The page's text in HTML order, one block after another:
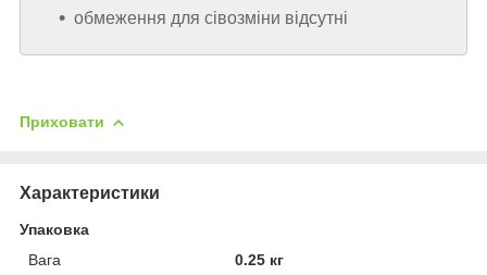
обмеження для сівозміни відсутні
Приховати
Характеристики
Упаковка
Вага
0.25 кг